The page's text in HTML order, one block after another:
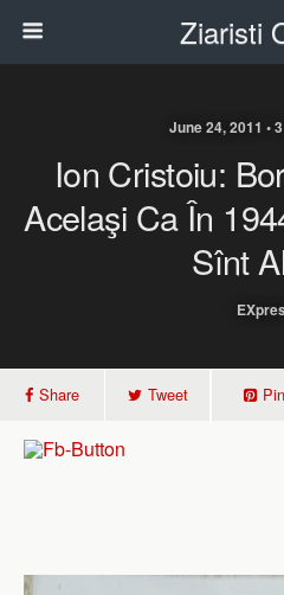
Ziaristi
June 24, 2011 •
Ion Cristoiu:
Acelaşi Ca În
Sînt
Share Tweet Pin